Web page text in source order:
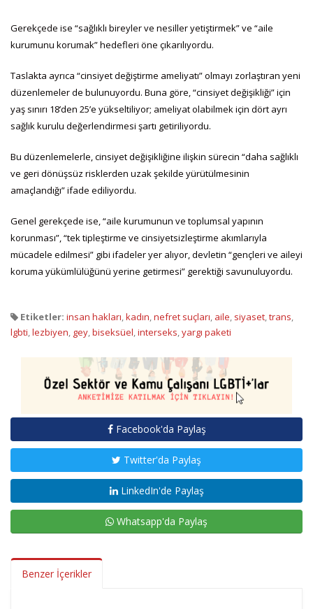
Gerekçede ise “sağlıklı bireyler ve nesiller yetiştirmek” ve “aile
kurumunu korumak” hedefleri öne çıkarılıyordu.
Taslakta ayrıca “cinsiyet değiştirme ameliyatı” olmayı zorlaştıran yeni
düzenlemeler de bulunuyordu. Buna göre, “cinsiyet değişikliği” için
yaş sınırı 18’den 25’e yükseltiliyor; ameliyat olabilmek için dört ayrı
sağlık kurulu değerlendirmesi şartı getiriliyordu.
Bu düzenlemelerle, cinsiyet değişikliğine ilişkin sürecin “daha sağlıklı
ve geri dönüşsüz risklerden uzak şekilde yürütülmesinin
amaçlandığı” ifade ediliyordu.
Genel gerekçede ise, “aile kurumunun ve toplumsal yapının
korunması”, “tek tipleştirme ve cinsiyetsizleştirme akımlarıyla
mücadele edilmesi” gibi ifadeler yer alıyor, devletin “gençleri ve aileyi
koruma yükümlülüğünü yerine getirmesi” gerektiği savunuluyordu.
Etiketler: insan hakları,kadın,nefret suçları, aile, siyaset,trans,
lgbti,lezbiyen, gey,biseksüel,interseks,yargı paketi
Facebook'da Paylaş
Twitter'da Paylaş
LinkedIn'de Paylaş
Whatsapp'da Paylaş
Benzer İçerikler